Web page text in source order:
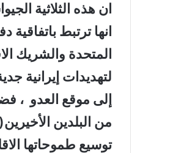
ان هذه الثلاثية
انها ترتبط
المتحدة والشريك
لتهديدات إيرانية
إلى موقع العدو ،
من البلدين
توسيع طموحاتها